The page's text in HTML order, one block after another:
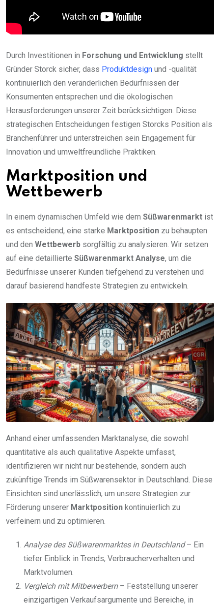
Durch Investitionen in Forschung und Entwicklung stellt
Gründer Storck sicher, dass Produktdesign und -qualität
kontinuierlich den veränderlichen Bedürfnissen der
Konsumenten entsprechen und die ökologischen
Herausforderungen unserer Zeit berücksichtigen. Diese
strategischen Entscheidungen festigen Storcks Position als
Branchenführer und unterstreichen sein Engagement für
Innovation und umweltfreundliche Praktiken.
Marktposition und
Wettbewerb
In einem dynamischen Umfeld wie dem Süßwarenmarkt ist
es entscheidend, eine starke Marktposition zu behaupten
und den Wettbewerb sorgfältig zu analysieren. Wir setzen
auf eine detaillierte Süßwarenmarkt Analyse, um die
Bedürfnisse unserer Kunden tiefgehend zu verstehen und
darauf basierend handfeste Strategien zu entwickeln.
Anhand einer umfassenden Marktanalyse, die sowohl
quantitative als auch qualitative Aspekte umfasst,
identifizieren wir nicht nur bestehende, sondern auch
zukünftige Trends im Süßwarensektor in Deutschland. Diese
Einsichten sind unerlässlich, um unsere Strategien zur
Förderung unserer Marktposition kontinuierlich zu
verfeinern und zu optimieren.
Analyse des Süßwarenmarktes in Deutschland– Ein
tiefer Einblick in Trends, Verbraucherverhalten und
Marktvolumen.
Vergleich mit Mitbewerbern– Feststellung unserer
einzigartigen Verkaufsargumente und Bereiche, in